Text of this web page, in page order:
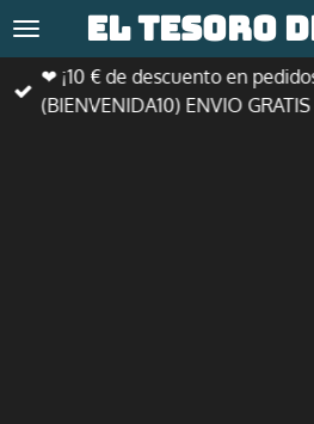
Ir
al
contenido
principal
El tesoro
❤ ¡10 € de descuento en
(BIENVENIDA10) ENVIO